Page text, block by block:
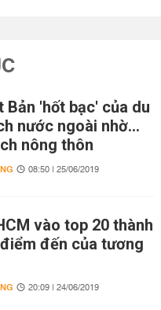
Bản 'hốt bạc' của du
nước ngoài nhờ…
nông thôn
08:50 | 25/06/2019
vào top 20 thành
đến của tương
20:09 | 24/06/2019